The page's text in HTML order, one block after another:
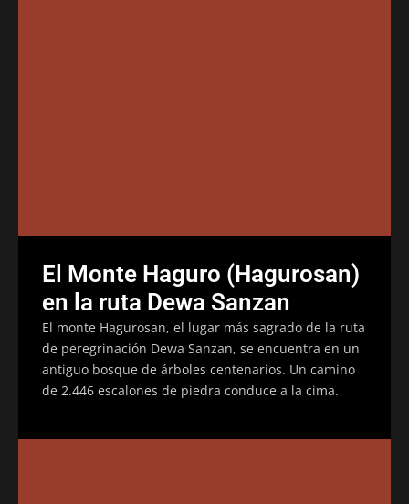
El Monte Haguro (Hagurosan)
en la ruta Dewa Sanzan
El monte Hagurosan, el lugar más sagrado de la ruta
de peregrinación Dewa Sanzan, se encuentra en un
antiguo bosque de árboles centenarios. Un camino
de 2.446 escalones de piedra conduce a la cima.